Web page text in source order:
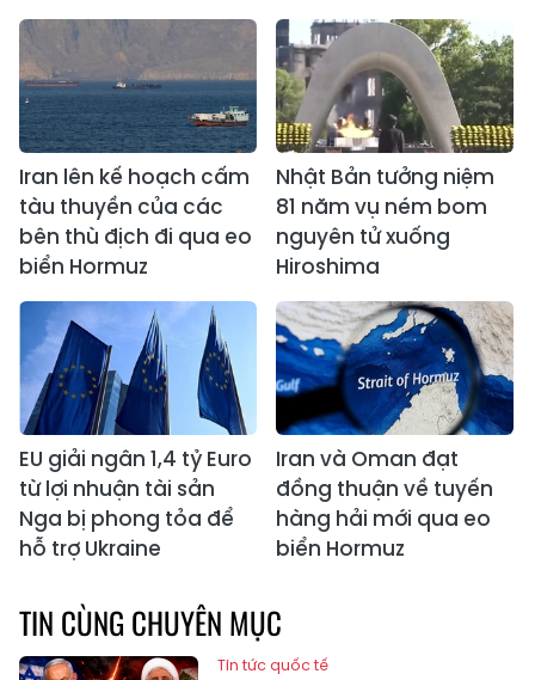
Iran lên kế hoạch cấm
tàu thuyền của các
bên thù địch đi qua eo
biển Hormuz
Nhật Bản tưởng niệm
81 năm vụ ném bom
nguyên tử xuống
Hiroshima
EU giải ngân 1,4 tỷ Euro
từ lợi nhuận tài sản
Nga bị phong tỏa để
hỗ trợ Ukraine
Iran và Oman đạt
đồng thuận về tuyến
hàng hải mới qua eo
biển Hormuz
TIN CÙNG CHUYÊN MỤC
Tin tức quốc tế